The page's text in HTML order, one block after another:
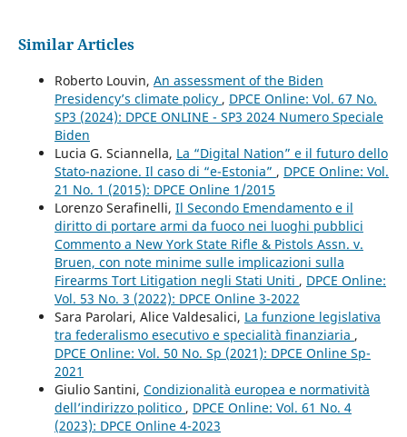
Similar Articles
Roberto Louvin, An assessment of the Biden
Presidency’s climate policy , DPCE Online: Vol. 67 No.
SP3 (2024): DPCE ONLINE - SP3 2024 Numero Speciale
Biden
Lucia G. Sciannella, La “Digital Nation” e il futuro dello
Stato-nazione. Il caso di “e-Estonia” , DPCE Online: Vol.
21 No. 1 (2015): DPCE Online 1/2015
Lorenzo Serafinelli, Il Secondo Emendamento e il
diritto di portare armi da fuoco nei luoghi pubblici
Commento a New York State Rifle & Pistols Assn. v.
Bruen, con note minime sulle implicazioni sulla
Firearms Tort Litigation negli Stati Uniti , DPCE Online:
Vol. 53 No. 3 (2022): DPCE Online 3-2022
Sara Parolari, Alice Valdesalici, La funzione legislativa
tra federalismo esecutivo e specialità finanziaria ,
DPCE Online: Vol. 50 No. Sp (2021): DPCE Online Sp-
2021
Giulio Santini, Condizionalità europea e normatività
dell’indirizzo politico , DPCE Online: Vol. 61 No. 4
(2023): DPCE Online 4-2023